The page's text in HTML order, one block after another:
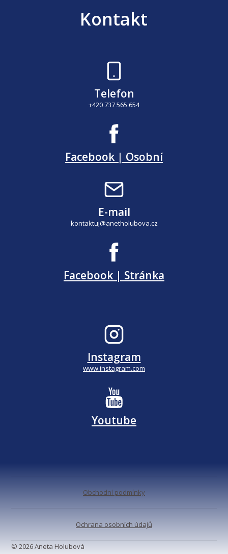
Kontakt
Telefon
+420 737 565 654
Facebook | Osobní
E-mail
kontaktuj@anetholubova.cz
Facebook | Stránka
Instagram
www.instagram.com
Youtube
Obchodní podmínky
Ochrana osobních údajů
© 2026 Aneta Holubová